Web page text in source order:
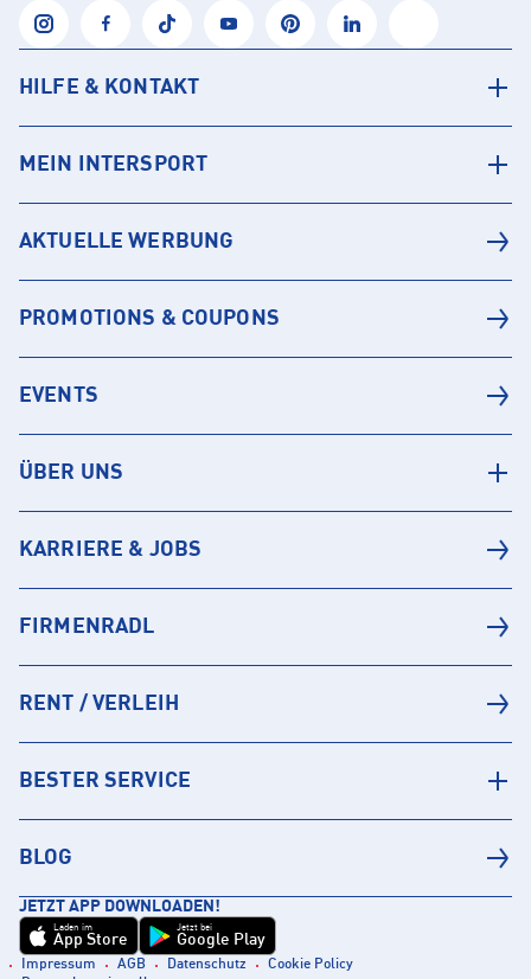
HILFE & KONTAKT
MEIN INTERSPORT
AKTUELLE WERBUNG
PROMOTIONS & COUPONS
EVENTS
ÜBER UNS
KARRIERE & JOBS
FIRMENRADL
RENT / VERLEIH
BESTER SERVICE
BLOG
JETZT APP DOWNLOADEN!
Laden im
App Store
Jetzt bei
Google Play
Impressum AGB Datenschutz
Cookie Policy